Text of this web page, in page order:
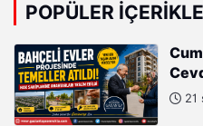
POPÜLER
21